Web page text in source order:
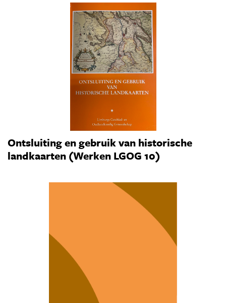
Ontsluiting en gebruik van historische
landkaarten (Werken LGOG 10)